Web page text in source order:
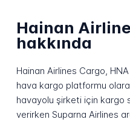
Hainan
hakkında
Hainan Airlines Cargo,
hava kargo platformu
havayolu şirketi için kargo
verirken Suparna Airlines